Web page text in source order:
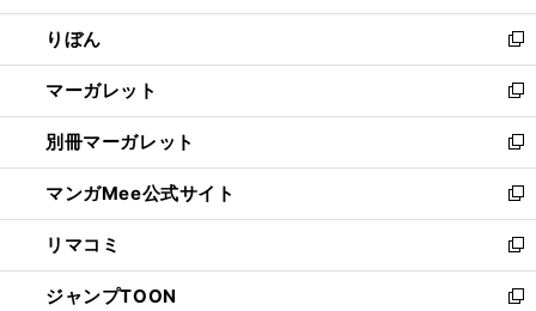
開
く
ウ
で
開
く
ン
ド
ウ
で
開
く
ウ
ィ
ン
ド
ウ
で
開
く
りぼん
新
し
い
ウ
ィ
ン
ド
ウ
で
開
く
マーガレット
新
し
い
ウ
ィ
ン
ド
ウ
で
別冊マーガレット
新
し
い
ウ
ィ
ン
ド
マンガMee公式サイト
新
し
い
ウ
ィ
リマコミ
新
し
い
ジャンプTOON
新